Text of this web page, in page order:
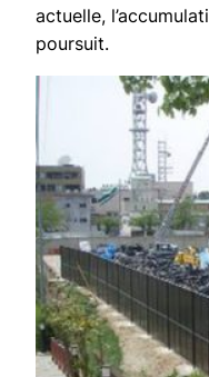
actuelle,
poursuit.